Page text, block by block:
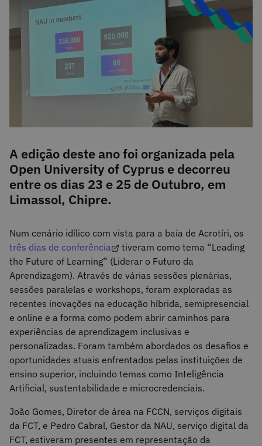
A edição deste ano foi organizada pela
Open University of Cyprus e decorreu
entre os dias 23 e 25 de Outubro, em
Limassol, Chipre.
Num cenário idílico com vista para a baía de Acrotíri, os
três dias de conferência
tiveram como tema “Leading
the Future of Learning” (Liderar o Futuro da
Aprendizagem). Através de várias sessões plenárias,
sessões paralelas e workshops, foram exploradas as
recentes inovações na educação híbrida, semipresencial
e online e a forma como podem abrir caminhos para
experiências de aprendizagem inclusivas e
personalizadas. Foram também abordados os desafios e
oportunidades atuais enfrentados pelas instituições de
ensino superior, incluindo temas como Inteligência
Artificial, sustentabilidade e microcredenciais.
João Gomes, Diretor de área na FCCN, serviços digitais
da FCT, e Pedro Cabral, Gestor da NAU, serviço digital da
FCT, estiveram presentes em representação da